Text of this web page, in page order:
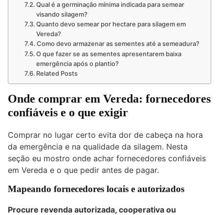
Qual é a germinação mínima indicada para semear
visando silagem?
Quanto devo semear por hectare para silagem em
Vereda?
Como devo armazenar as sementes até a semeadura?
O que fazer se as sementes apresentarem baixa
emergência após o plantio?
Related Posts
Onde comprar em Vereda: fornecedores
confiáveis e o que exigir
Comprar no lugar certo evita dor de cabeça na hora
da emergência e na qualidade da silagem. Nesta
seção eu mostro onde achar fornecedores confiáveis
em Vereda e o que pedir antes de pagar.
Mapeando fornecedores locais e autorizados
Procure revenda autorizada, cooperativa ou